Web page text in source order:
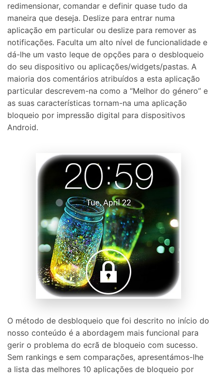
redimensionar, comandar e definir quase tudo da
maneira que deseja. Deslize para entrar numa
aplicação em particular ou deslize para remover as
notificações. Faculta um alto nível de funcionalidade e
dá-lhe um vasto leque de opções para o desbloqueio
do seu dispositivo ou aplicações/widgets/pastas. A
maioria dos comentários atribuídos a esta aplicação
particular descrevem-na como a “Melhor do género” e
as suas características tornam-na uma aplicação
bloqueio por impressão digital para dispositivos
Android.
O método de desbloqueio que foi descrito no início do
nosso conteúdo é a abordagem mais funcional para
gerir o problema do ecrã de bloqueio com sucesso.
Sem rankings e sem comparações, apresentámos-lhe
a lista das melhores 10 aplicações de bloqueio por